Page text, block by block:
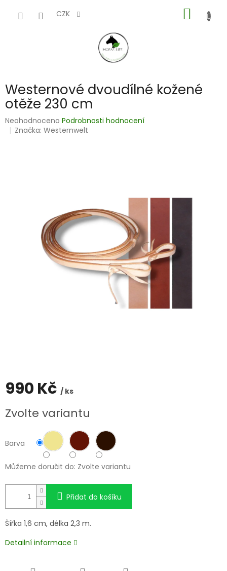
CZK
KOŠÍK
Westernové dvoudílné kožené
otěže 230 cm
Průměrné
hodnocení
Neohodnoceno Podrobnosti hodnocení
Značka:Westernwelt
990 Kč / ks
cena:
Zvolte variantu
Barva
Můžeme doručit do: Zvolte variantu
Přidat do košíku
Šířka 1,6 cm, délka 2,3 m.
Detailní informace